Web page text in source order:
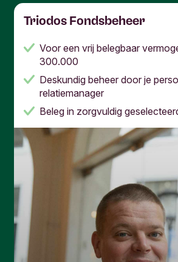
Triodos Fondsbeheer
Voor een vrij belegbaar
300.000
Deskundig beheer door je
relatiemanager
Beleg in zorgvuldig